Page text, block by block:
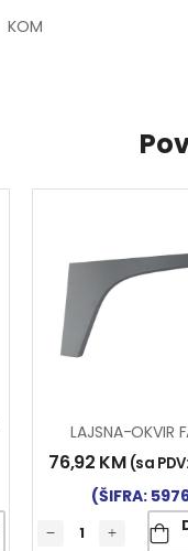
KOM
76,92 KM (sa
(ŠIFRA: